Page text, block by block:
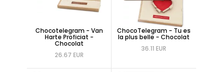
Chocotelegram - Van
Harte Proficiat -
Chocolat
26.67 EUR
ChocoTelegram - Tu es
la plus belle - Chocolat
36.11 EUR